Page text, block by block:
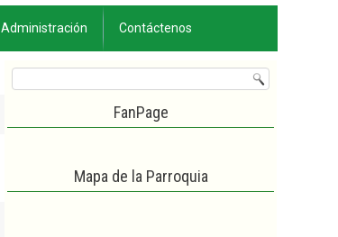
Administración Contáctenos
FanPage
Mapa de la Parroquia